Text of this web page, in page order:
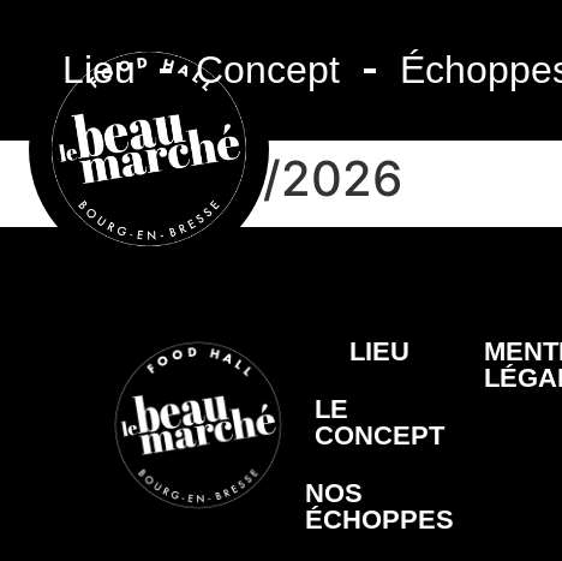
Lieu Concept
23/06/2026
LIEU
LE
CONCEPT
NOS
ÉCHOPPES